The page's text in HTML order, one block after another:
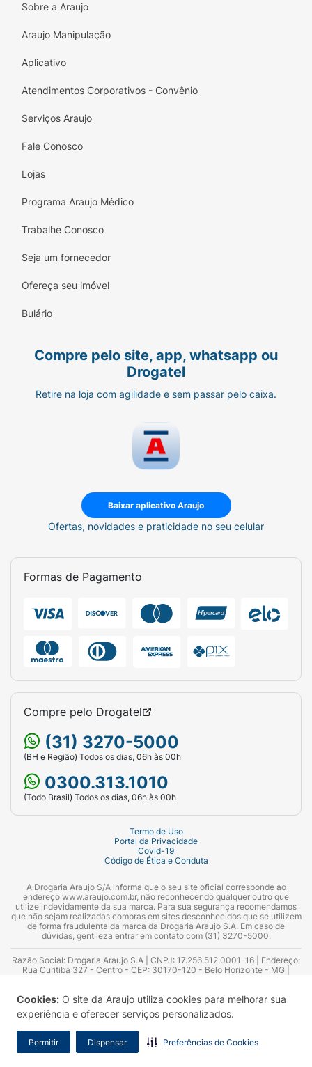
Cookies: O site da Araujo utiliza cookies para melhorar sua
experiência e oferecer serviços personalizados.
Permitir Dispensar Preferências de Cookies
Sobre a Araujo
Araujo Manipulação
Aplicativo
Atendimentos Corporativos - Convênio
Serviços Araujo
Fale Conosco
Lojas
Programa Araujo Médico
Trabalhe Conosco
Seja um fornecedor
Ofereça seu imóvel
Bulário
Compre pelo site, app, whatsapp ou
Drogatel
Retire na loja com agilidade e sem passar pelo caixa.
Baixar aplicativo Araujo
Ofertas, novidades e praticidade no seu celular
Formas de Pagamento
Compre pelo Drogatel
(31) 3270-5000
(BH e Região) Todos os dias, 06h às 00h
0300.313.1010
(Todo Brasil) Todos os dias, 06h às 00h
Termo de Uso
Portal da Privacidade
Covid-19
Código de Ética e Conduta
A Drogaria Araujo S/A informa que o seu site oficial corresponde ao
endereço www.araujo.com.br, não reconhecendo qualquer outro que
utilize indevidamente da sua marca. Para sua segurança recomendamos
que não sejam realizadas compras em sites desconhecidos que se utilizem
de forma fraudulenta da marca da Drogaria Araujo S.A. Em caso de
dúvidas, gentileza entrar em contato com (31) 3270-5000.
Razão Social: Drogaria Araujo S.A | CNPJ: 17.256.512.0001-16 | Endereço:
Rua Curitiba 327 - Centro - CEP: 30170-120 - Belo Horizonte - MG |
Azevedo Guimarães – CRF 10.965 | Yasmin Silva Alvarenga – CRF 52.584 -
Consultor substituto: Thiago Aguiar Pinheiro - CRF Nº 13.748. Alvará
Sanitário: 2025020713 | Autorização de Funcionamento da Empresa (AFE):